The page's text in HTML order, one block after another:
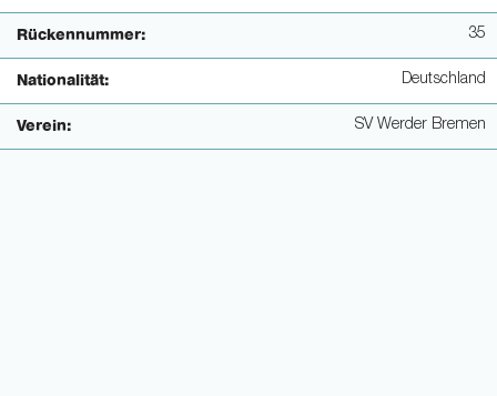
Rückennummer: 35
Nationalität: Deutschland
Verein: SV Werder Bremen